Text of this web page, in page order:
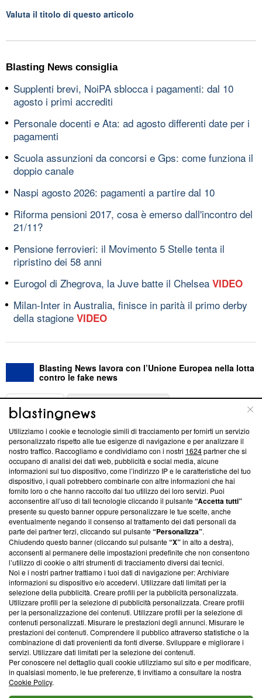
Valuta il titolo di questo articolo
Blasting News consiglia
Supplenti brevi, NoiPA sblocca i pagamenti: dal 10
agosto i primi accrediti
Personale docenti e Ata: ad agosto differenti date per i
pagamenti
Scuola assunzioni da concorsi e Gps: come funziona il
doppio canale
Naspi agosto 2026: pagamenti a partire dal 10
Riforma pensioni 2017, cosa è emerso dall'incontro del
21/11?
Pensione ferrovieri: il Movimento 5 Stelle tenta il
ripristino dei 58 anni
Eurogol di Zhegrova, la Juve batte il Chelsea VIDEO
Milan-Inter in Australia, finisce in parità il primo derby
della stagione VIDEO
Blasting News lavora con l’Unione Europea nella lotta
contro le fake news
ABOUT
Questa sezione offre informazioni trasparenti su Blasting
News, sui nostri processi editoriali e su come ci impegniamo a
creare news di qualità. Inoltre, afferma la nostra aderenza a
‘Trust Project - News with Integrity’Blasting News non è
ancora membro del programma, ma ha richiesto di farne
parte; Trust Project non ha ancora effettuato una verifica di
conformità agli standard.
Su di noi
Team editoriale
Corporate
Redazione
Informativa Privacy
Cookie Policy
Blasting SA, IDI CHE-247.845.224, Via Carlo Frasca, 3 - 6900
Lugano (Svizzera) Tel:+39 0690258937
© 2026 Blasting News
Utilizziamo i cookie e tecnologie simili di tracciamento per fornirti un servizio
personalizzato rispetto alle tue esigenze di navigazione e per analizzare il
nostro traffico. Raccogliamo e condividiamo con i nostri 1624partner che si
occupano di analisi dei dati web, pubblicità e social media, alcune
informazioni sul tuo dispositivo, come l’indirizzo IP e le caratteristiche del tuo
dispositivo, i quali potrebbero combinarle con altre informazioni che hai
fornito loro o che hanno raccolto dal tuo utilizzo dei loro servizi. Puoi
acconsentire all’uso di tali tecnologie cliccando il pulsante“Accetta tutti”
presente su questo banner oppure personalizzare le tue scelte, anche
eventualmente negando il consenso al trattamento dei dati personali da
parte dei partner terzi, cliccando sul pulsante“Personalizza”.
Chiudendo questo banner (cliccando sul pulsante“X”in alto a destra),
acconsenti al permanere delle impostazioni predefinite che non consentono
l’utilizzo di cookie o altri strumenti di tracciamento diversi dai tecnici.
Noi e i nostri partner trattiamo i tuoi dati di navigazione per: Archiviare
informazioni su dispositivo e/o accedervi. Utilizzare dati limitati per la
selezione della pubblicità. Creare profili per la pubblicità personalizzata.
Utilizzare profili per la selezione di pubblicità personalizzata. Creare profili
per la personalizzazione dei contenuti. Utilizzare profili per la selezione di
contenuti personalizzati. Misurare le prestazioni degli annunci. Misurare le
prestazioni dei contenuti. Comprendere il pubblico attraverso statistiche o la
combinazione di dati provenienti da fonti diverse. Sviluppare e migliorare i
servizi. Utilizzare dati limitati per la selezione dei contenuti.
Per conoscere nel dettaglio quali cookie utilizziamo sul sito e per modificare,
in qualsiasi momento, le tue preferenze, ti invitiamo a consultare la nostra
Cookie Policy.